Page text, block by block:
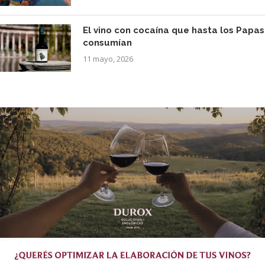
El vino con cocaína que hasta los Papas
consumían
11 mayo, 2026